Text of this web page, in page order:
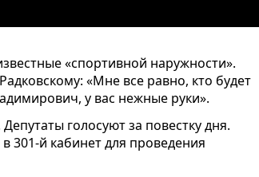
«спортивной наружности».
«Мне все равно, кто будет
у вас нежные руки».
голосуют за повестку дня.
301-й кабинет для проведения